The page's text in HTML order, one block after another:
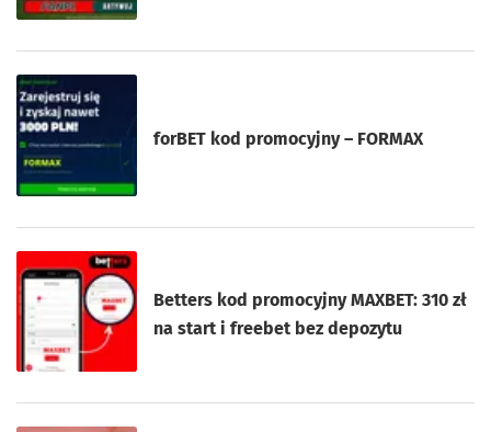
forBET kod promocyjny – FORMAX
Betters kod promocyjny MAXBET: 310 zł
na start i freebet bez depozytu